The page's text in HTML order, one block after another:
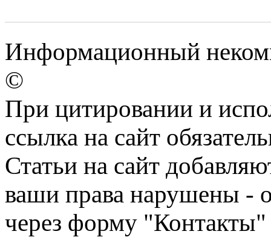
Информационный
©
При цитировании и
ссылка на сайт
Статьи на сайт
ваши права нарушены -
через форму "Контакты"